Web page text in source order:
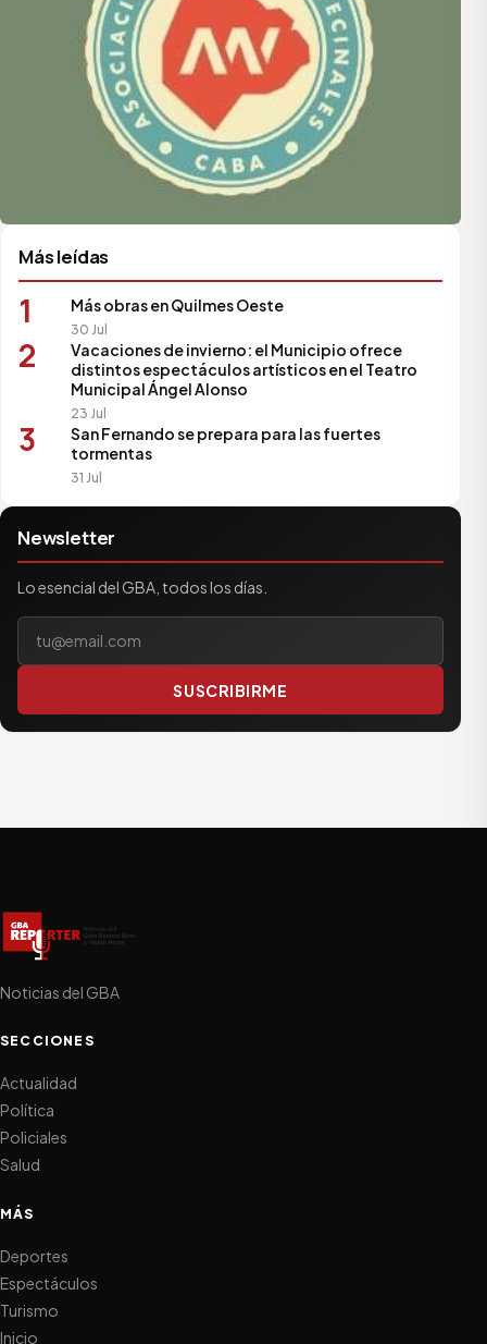
Más leídas
1 Más obras en Quilmes Oeste
30 Jul
2
Vacaciones de invierno: el Municipio ofrece
distintos espectáculos artísticos en el Teatro
Municipal Ángel Alonso
23 Jul
3
San Fernando se prepara para las fuertes
tormentas
31 Jul
Newsletter
Lo esencial del GBA, todos los días.
Tu correo electrónico
SUSCRIBIRME
Noticias del GBA
SECCIONES
Actualidad
Política
Policiales
Salud
MÁS
Deportes
Espectáculos
Turismo
Inicio